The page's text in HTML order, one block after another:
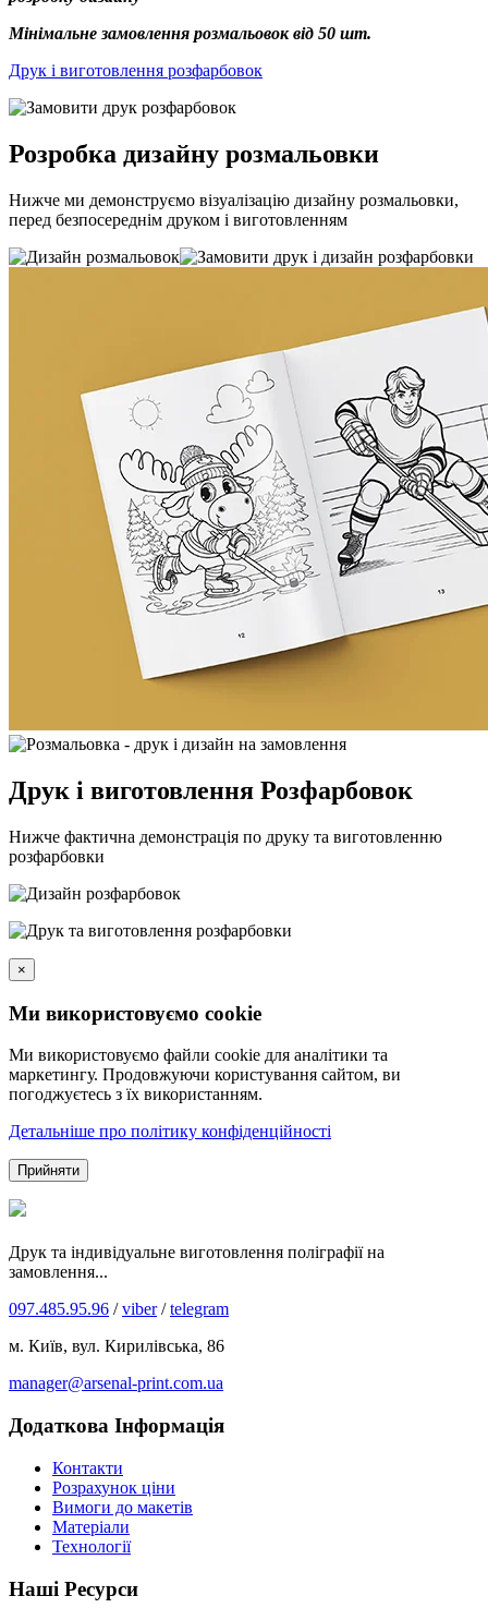
Мінімальне замовлення розмальовок від 50 шт.
Друк і виготовлення розфарбовок
Розробка дизайну розмальовки
Нижче ми демонструємо візуалізацію дизайну розмальовки,
перед безпосереднім друком і виготовленням
Друк і виготовлення Розфарбовок
Нижче фактична демонстрація по друку та виготовленню
розфарбовки
×
Ми використовуємо cookie
Ми використовуємо файли cookie для аналітики та
маркетингу. Продовжуючи користування сайтом, ви
погоджуєтесь з їх використанням.
Детальніше про політику конфіденційності
Прийняти
Друк та індивідуальне виготовлення поліграфії на
замовлення...
097.485.95.96 /viber/telegram
м. Київ, вул. Кирилівська, 86
manager@arsenal-print.com.ua
Додаткова Інформація
Контакти
Розрахунок ціни
Вимоги до макетів
Матеріали
Технології
Наші Ресурси